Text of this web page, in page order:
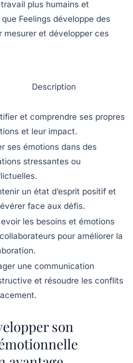
plus humains et
Feelings développe des
mesurer et développer ces
Description
et comprendre ses propres
et leur impact.
ses émotions dans des
stressantes ou
un état d’esprit positif et
face aux défis.
les besoins et émotions
pour améliorer la
une communication
et résoudre les conflits
son